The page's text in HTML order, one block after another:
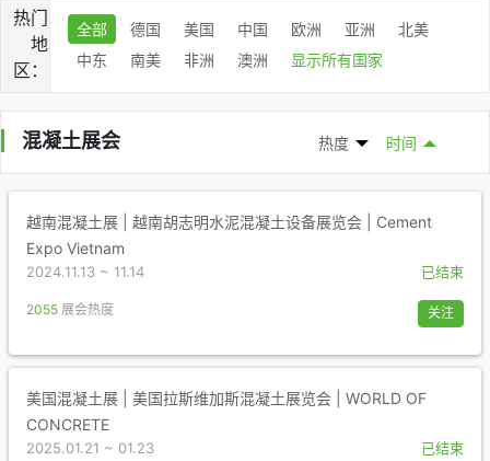
热门
地
区：
全部 德国 美国 中国 欧洲 亚洲
北美
中东
南美 非洲 澳洲 显示所有国家
混凝土展会 热度 时间
越南混凝土展 | 越南胡志明水泥混凝土设备展览会 | Cement
Expo Vietnam
2024.11.13 ~ 11.14 已结束
2055 展会热度 关注
美国混凝土展 | 美国拉斯维加斯混凝土展览会 | WORLD OF
CONCRETE
2025.01.21 ~ 01.23 已结束